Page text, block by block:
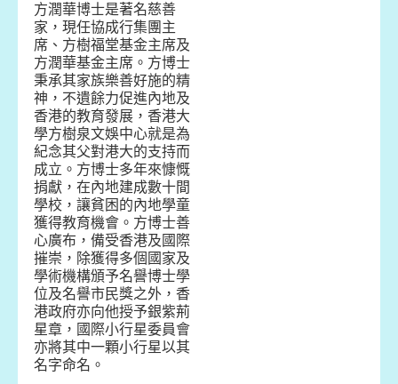
方潤華博士是著名慈善
家，現任協成行集團主
席、方樹福堂基金主席及
方潤華基金主席。方博士
秉承其家族樂善好施的精
神，不遺餘力促進內地及
香港的教育發展，香港大
學方樹泉文娛中心就是為
紀念其父對港大的支持而
成立。方博士多年來慷慨
捐獻，在內地建成數十間
學校，讓貧困的內地學童
獲得教育機會。方博士善
心廣布，備受香港及國際
摧崇，除獲得多個國家及
學術機構頒予名譽博士學
位及名譽市民獎之外，香
港政府亦向他授予銀紫荊
星章，國際小行星委員會
亦將其中一顆小行星以其
名字命名。